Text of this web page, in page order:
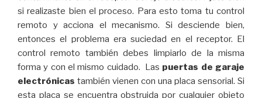
si realizaste bien el proceso. Para esto toma tu control
remoto y acciona el mecanismo. Si desciende bien,
entonces el problema era suciedad en el receptor. El
control remoto también debes limpiarlo de la misma
forma y con el mismo cuidado. Las puertas de garaje
electrónicas también vienen con una placa sensorial. Si
esta placa se encuentra obstruida por cualquier objeto